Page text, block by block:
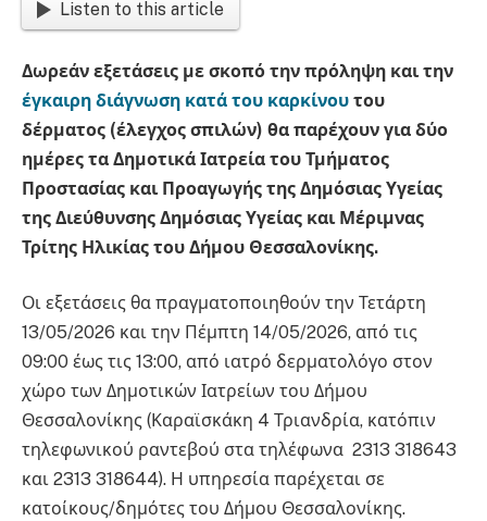
Listen to this article
Δωρεάν εξετάσεις με σκοπό την πρόληψη και την
έγκαιρη διάγνωση κατά του καρκίνου του
δέρματος (έλεγχος σπιλών) θα παρέχουν για δύο
ημέρες τα Δημοτικά Ιατρεία του Τμήματος
Προστασίας και Προαγωγής της Δημόσιας Υγείας
της Διεύθυνσης Δημόσιας Υγείας και Μέριμνας
Τρίτης Ηλικίας του Δήμου Θεσσαλονίκης.
Οι εξετάσεις θα πραγματοποιηθούν την Τετάρτη
13/05/2026 και την Πέμπτη 14/05/2026, από τις
09:00 έως τις 13:00, από ιατρό δερματολόγο στον
χώρο των Δημοτικών Ιατρείων του Δήμου
Θεσσαλονίκης (Καραϊσκάκη 4 Τριανδρία, κατόπιν
τηλεφωνικού ραντεβού στα τηλέφωνα 2313 318643
και 2313 318644). Η υπηρεσία παρέχεται σε
κατοίκους/δημότες του Δήμου Θεσσαλονίκης.